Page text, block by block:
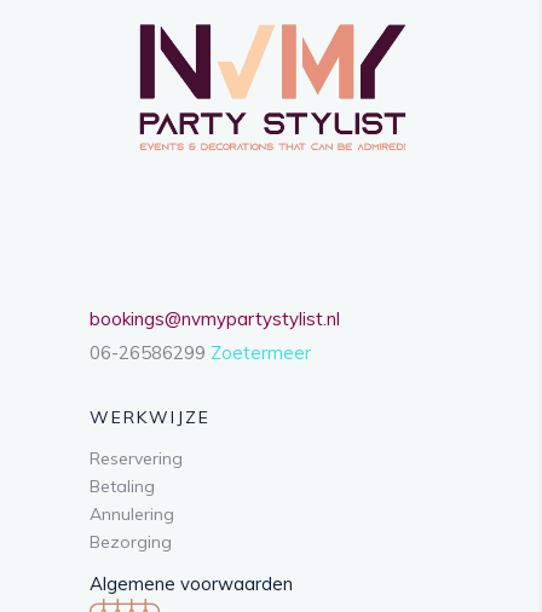
bookings@nvmypartystylist.nl
06-26586299 Zoetermeer
WERKWIJZE
Reservering
Betaling
Annulering
Bezorging
Algemene voorwaarden